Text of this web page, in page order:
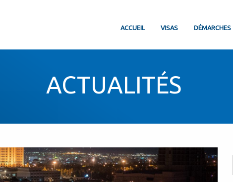
ACCUEIL VISAS DÉMARCHES
ACTUALITÉS